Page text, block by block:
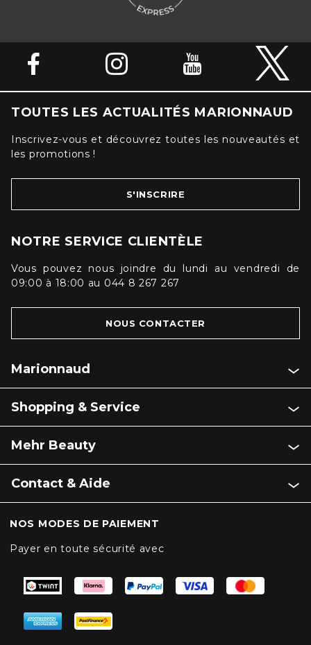
TOUTES LES ACTUALITÉS MARIONNAUD
Inscrivez-vous et découvrez toutes les nouveautés et
les promotions !
S'INSCRIRE
NOTRE SERVICE CLIENTÈLE
Vous pouvez nous joindre du lundi au vendredi de
09:00 à 18:00 au 044 8 267 267
NOUS CONTACTER
Marionnaud
Shopping & Service
Mehr Beauty
Contact & Aide
NOS MODES DE PAIEMENT
Payer en toute sécurité avec